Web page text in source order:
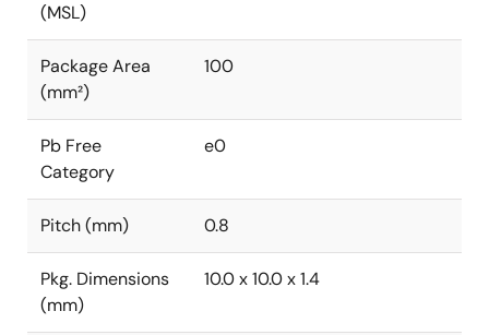
(MSL)
Package Area
(mm²)
100
Pb Free
Category
e0
Pitch (mm) 0.8
Pkg. Dimensions
(mm)
10.0 x 10.0 x 1.4